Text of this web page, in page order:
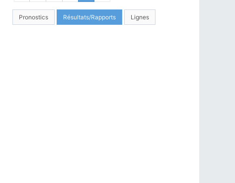
Pronostics Résultats/Rapports Lignes